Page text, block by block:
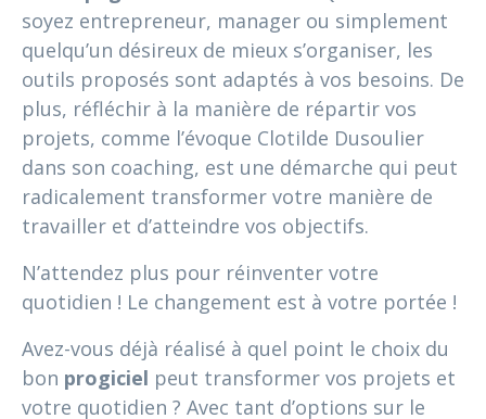
soyez entrepreneur, manager ou simplement
quelqu’un désireux de mieux s’organiser, les
outils proposés sont adaptés à vos besoins. De
plus, réfléchir à la manière de répartir vos
projets, comme l’évoque Clotilde Dusoulier
dans son coaching, est une démarche qui peut
radicalement transformer votre manière de
travailler et d’atteindre vos objectifs.
N’attendez plus pour réinventer votre
quotidien ! Le changement est à votre portée !
Avez-vous déjà réalisé à quel point le choix du
bon progiciel peut transformer vos projets et
votre quotidien ? Avec tant d’options sur le